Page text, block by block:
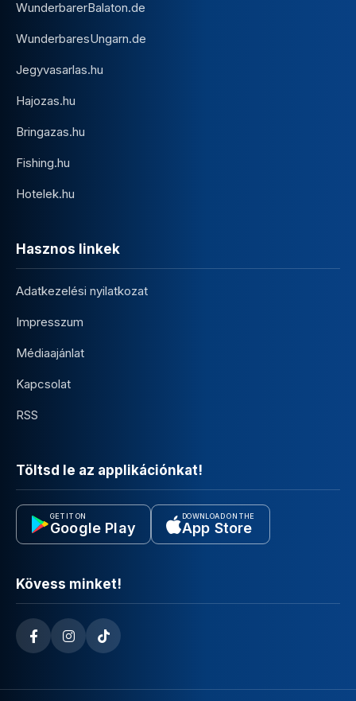
WunderbarerBalaton.de
WunderbaresUngarn.de
Jegyvasarlas.hu
Hajozas.hu
Bringazas.hu
Fishing.hu
Hotelek.hu
Hasznos linkek
Adatkezelési nyilatkozat
Impresszum
Médiaajánlat
Kapcsolat
RSS
Töltsd le az applikációnkat!
GET IT ON
Google Play
DOWNLOAD ON THE
App Store
Kövess minket!